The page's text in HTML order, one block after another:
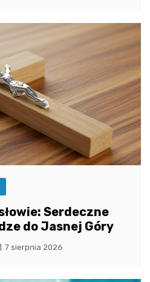
Serdeczne
do Jasnej Góry
7 sierpnia 2026